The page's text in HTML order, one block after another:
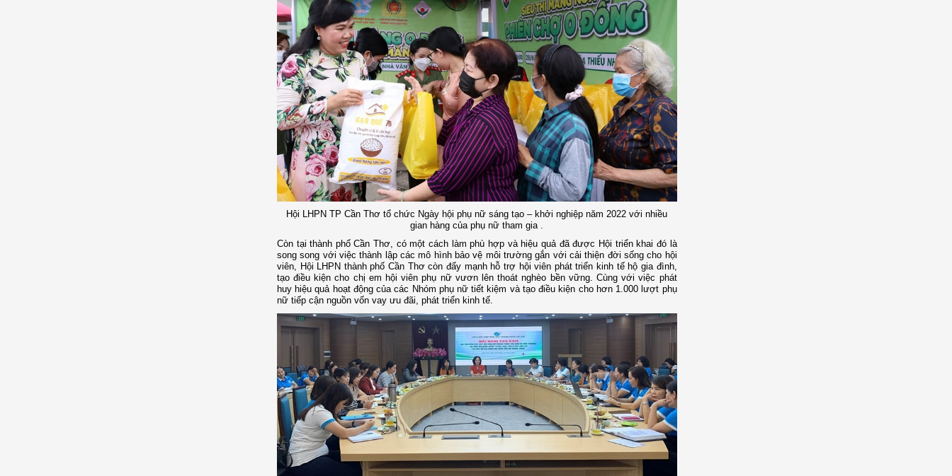
Hội LHPN TP Cần Thơ tổ chức Ngày hội phụ nữ sáng tạo – khởi nghiệp năm 2022 với nhiều
gian hàng của phụ nữ tham gia .
Còn tại thành phố Cần Thơ, có một cách làm phù hợp và hiệu quả đã được Hội triển khai đó là
song song với việc thành lập các mô hình bảo vệ môi trường gắn với cải thiện đời sống cho hội
viên, Hội LHPN thành phố Cần Thơ còn đẩy mạnh hỗ trợ hội viên phát triển kinh tế hộ gia đình,
tạo điều kiện cho chị em hội viên phụ nữ vươn lên thoát nghèo bền vững. Cùng với việc phát
huy hiệu quả hoạt động của các Nhóm phụ nữ tiết kiệm và tạo điều kiện cho hơn 1.000 lượt phụ
nữ tiếp cận nguồn vốn vay ưu đãi, phát triển kinh tế.